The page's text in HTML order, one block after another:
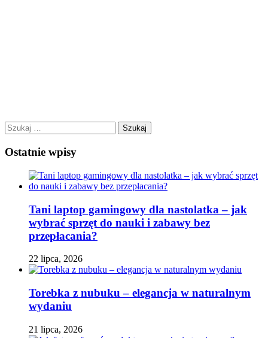
Szukaj:
Ostatnie wpisy
Tani laptop gamingowy dla nastolatka – jak
wybrać sprzęt do nauki i zabawy bez
przepłacania?
22 lipca, 2026
Torebka z nubuku – elegancja w naturalnym
wydaniu
21 lipca, 2026